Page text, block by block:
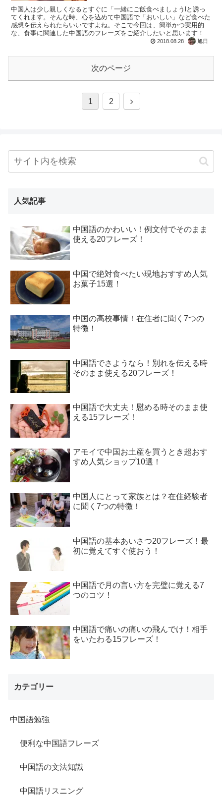
中国人は少し親しくなるとすぐに「一緒にご飯食べましょうlと誘っ
てくれます。そんな時、心を込めて中国語で「おいしい」など食べた
感想を伝えられたらいいですよね。そこで今回は、簡単かつ実用的
な、食事に関連した中国語のフレーズをご紹介したいと思います！
2018.08.28 旭日
次のページ
1 2
人気記事
中国語のかわいい！例文付でそのまま
使える20フレーズ！
中国で絶対食べたい現地おすすめ人気
お菓子15選！
中国の高校事情！在住者に聞く7つの
特徴！
中国語でさようなら！別れを伝える時
そのまま使える20フレーズ！
中国語で大丈夫！慰める時そのまま使
える15フレーズ！
アモイで中国お土産を買うとき超おす
すめ人気ショップ10選！
中国人にとって家族とは？在住経験者
に聞く7つの特徴！
中国語の基本あいさつ20フレーズ！最
初に覚えてすぐ使おう！
中国語で月の言い方を完璧に覚える7
つのコツ！
中国語で痛いの痛いの飛んでけ！相手
をいたわる15フレーズ！
カテゴリー
中国語勉強
便利な中国語フレーズ
中国語の文法知識
中国語リスニング